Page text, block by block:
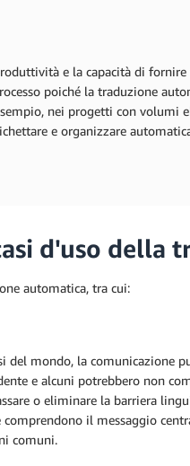
e la capacità di
poiché la traduzione
nei progetti con
e organizzare
d'uso della
automatica, tra cui:
del mondo, la comunicazione
e alcuni potrebbero non
o eliminare la barriera
il messaggio
comuni.